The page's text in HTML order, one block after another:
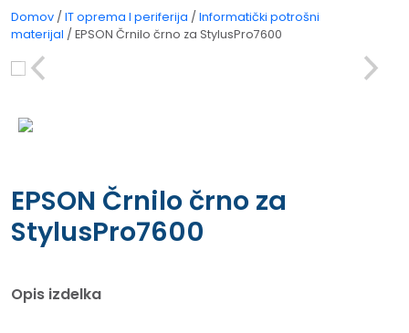
Domov / IT oprema I periferija / Informatički potrošni
materijal / EPSON Črnilo črno za StylusPro7600
EPSON Črnilo črno za
StylusPro7600
Opis izdelka